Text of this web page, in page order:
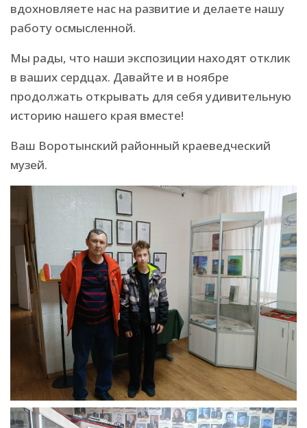
вдохновляете нас на развитие и делаете нашу
работу осмысленной.
Мы рады, что наши экспозиции находят отклик
в ваших сердцах. Давайте и в ноябре
продолжать открывать для себя удивительную
историю нашего края вместе!
Ваш Воротынский районный краеведческий
музей.